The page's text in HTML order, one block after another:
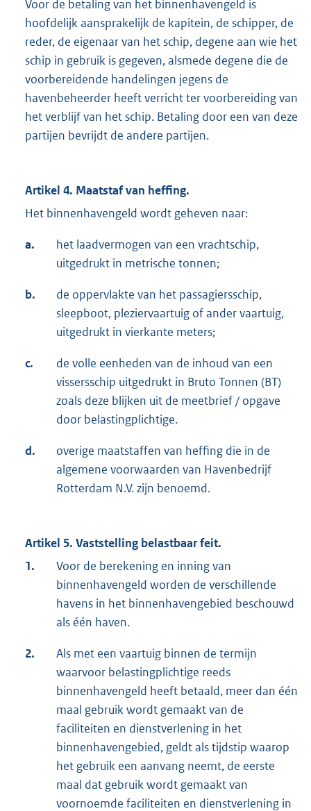
Voor de betaling van het binnenhavengeld is
hoofdelijk aansprakelijk de kapitein, de schipper, de
reder, de eigenaar van het schip, degene aan wie het
schip in gebruik is gegeven, alsmede degene die de
voorbereidende handelingen jegens de
havenbeheerder heeft verricht ter voorbereiding van
het verblijf van het schip. Betaling door een van deze
partijen bevrijdt de andere partijen.
Artikel 4. Maatstaf van heffing.
Het binnenhavengeld wordt geheven naar:
a.
het laadvermogen van een vrachtschip,
uitgedrukt in metrische tonnen;
b.
de oppervlakte van het passagiersschip,
sleepboot, pleziervaartuig of ander vaartuig,
uitgedrukt in vierkante meters;
c.
de volle eenheden van de inhoud van een
vissersschip uitgedrukt in Bruto Tonnen (BT)
zoals deze blijken uit de meetbrief / opgave
door belastingplichtige.
d.
overige maatstaffen van heffing die in de
algemene voorwaarden van Havenbedrijf
Rotterdam N.V. zijn benoemd.
Artikel 5. Vaststelling belastbaar feit.
1.
Voor de berekening en inning van
binnenhavengeld worden de verschillende
havens in het binnenhavengebied beschouwd
als één haven.
2.
Als met een vaartuig binnen de termijn
waarvoor belastingplichtige reeds
binnenhavengeld heeft betaald, meer dan één
maal gebruik wordt gemaakt van de
faciliteiten en dienstverlening in het
binnenhavengebied, geldt als tijdstip waarop
het gebruik een aanvang neemt, de eerste
maal dat gebruik wordt gemaakt van
voornoemde faciliteiten en dienstverlening in